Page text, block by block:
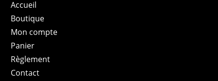
Accueil
Boutique
Mon compte
Panier
Règlement
Contact